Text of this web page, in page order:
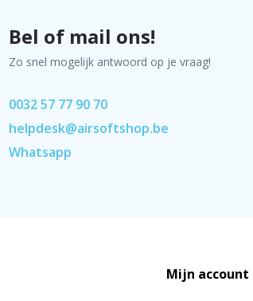
Bel of mail ons!
Zo snel mogelijk antwoord op je vraag!
0032 57 77 90 70
helpdesk@airsoftshop.be
Whatsapp
Mijn account